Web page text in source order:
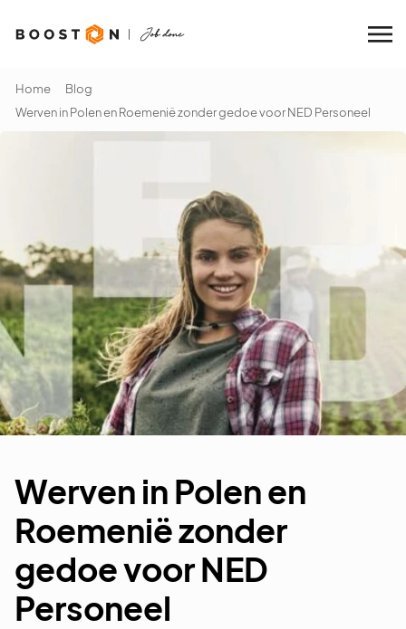
Home
Blog
Werven in Polen en Roemenië zonder gedoe voor NED Personeel
Werven in Polen en
Roemenië zonder
gedoe voor NED
Personeel